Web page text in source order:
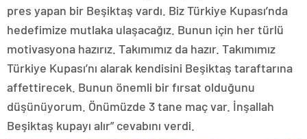
pres yapan bir Beşiktaş vardı. Biz Türkiye Kupası’nda
hedefimize mutlaka ulaşacağız. Bunun için her türlü
motivasyona hazırız. Takımımız da hazır. Takımımız
Türkiye Kupası’nı alarak kendisini Beşiktaş taraftarına
affettirecek. Bunun önemli bir fırsat olduğunu
düşünüyorum. Önümüzde 3 tane maç var. İnşallah
Beşiktaş kupayı alır” cevabını verdi.